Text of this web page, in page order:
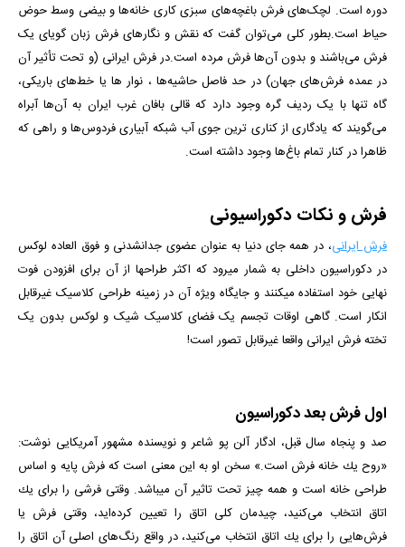
دوره است. لچک‌های فرش باغچه‌های سبزی کاری خانه‌ها و بیضی وسط حوض
حیاط است.بطور کلی می‌توان گفت که نقش و نگارهای فرش زبان گویای یک
فرش می‌باشند و بدون آن‌ها فرش مرده است.در فرش ایرانی (و تحت تأثیر آن
در عمده فرش‌های جهان) در حد فاصل حاشیه‌ها ، نوار ها یا خط‌های باریکی،
‌گاه تنها با یک ردیف گره وجود دارد که قالی بافان غرب ایران به آن‌ها آبراه
می‌گویند که یادگاری از کناری ترین جوی آب شبکه‌ آبیاری فردوس‌ها و راهی که
ظاهرا در کنار تمام باغ‌ها وجود داشته است.
فرش و نکات دکوراسیونی
فرش ایرانی، در همه جای دنیا به عنوان عضوی جدانشدنی و فوق العاده لوکس
در دکوراسیون داخلی به شمار میرود که اکثر طراح­ها از آن برای افزودن فوت
نهایی خود استفاده می­کنند و جایگاه ویژه آن در زمینه طراحی کلاسیک غیرقابل
انکار است. گاهی اوقات تجسم یک فضای کلاسیک شیک و لوکس بدون یک
تخته فرش ایرانی واقعا غیرقابل تصور است!
اول فرش بعد دکوراسیون
صد و پنجاه سال قبل، ادگار آلن پو شاعر و نویسنده مشهور آمریکایی نوشت:
«روح یك خانه فرش است.» سخن او به این معنی است كه فرش پایه و اساس
طراحی خانه است و همه چیز تحت تاثیر آن می­باشد. وقتی فرشی را برای یك
اتاق انتخاب می‌كنید، چیدمان كلی اتاق را تعیین كرده‌اید، وقتی فرش یا
فرش‌هایی را برای یك اتاق انتخاب می‌كنید، در واقع رنگ‌های اصلی آن اتاق را